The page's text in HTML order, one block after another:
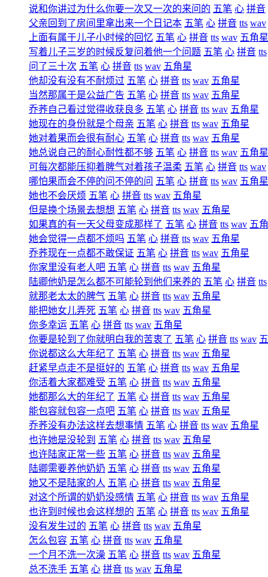
说和你讲过为什么你要一次又一次的来问的 五笔 心 拼音
父亲回到了房间里拿出来一个日记本 五笔 心 拼音 tts wav
上面有属于儿子小时候的回忆 五笔 心 拼音 tts wav 五角星
写着儿子三岁的时候反复问着他一个问题 五笔 心 拼音 tts
问了三十次 五笔 心 拼音 tts wav 五角星
他却没有没有不耐烦过 五笔 心 拼音 tts wav 五角星
当然那属于是公益广告 五笔 心 拼音 tts wav 五角星
乔荞自己看过觉得收获良多 五笔 心 拼音 tts wav 五角星
她现在的身份就是个母亲 五笔 心 拼音 tts wav 五角星
她对着果而会很有耐心 五笔 心 拼音 tts wav 五角星
她总说自己的耐心耐性都不够 五笔 心 拼音 tts wav 五角星
可每次都能压抑着脾气对着孩子温柔 五笔 心 拼音 tts wav
哪怕果而会不停的问不停的问 五笔 心 拼音 tts wav 五角星
她也不会厌烦 五笔 心 拼音 tts wav 五角星
但是换个场景去想想 五笔 心 拼音 tts wav 五角星
如果真的有一天父母变成那样了 五笔 心 拼音 tts wav 五
她会觉得一点都不烦吗 五笔 心 拼音 tts wav 五角星
乔荞现在一点都不敢保证 五笔 心 拼音 tts wav 五角星
你家里没有老人吧 五笔 心 拼音 tts wav 五角星
陆卿他奶是怎么都不可能轮到他们来养的 五笔 心 拼音 tts
就那老太太的脾气 五笔 心 拼音 tts wav 五角星
能把她女儿弄死 五笔 心 拼音 tts wav 五角星
你多幸运 五笔 心 拼音 tts wav 五角星
你要是轮到了你就明白我的苦衷了 五笔 心 拼音 tts wav
你说都这么大年纪了 五笔 心 拼音 tts wav 五角星
赶紧早点走不是挺好的 五笔 心 拼音 tts wav 五角星
你活着大家都难受 五笔 心 拼音 tts wav 五角星
她都那么大的年纪了 五笔 心 拼音 tts wav 五角星
能包容就包容一点吧 五笔 心 拼音 tts wav 五角星
乔荞没有办法这样去想事情 五笔 心 拼音 tts wav 五角星
也许她是没轮到 五笔 心 拼音 tts wav 五角星
也许陆家正常一些 五笔 心 拼音 tts wav 五角星
陆卿需要养他奶奶 五笔 心 拼音 tts wav 五角星
她又不是陆家的人 五笔 心 拼音 tts wav 五角星
对这个所谓的奶奶没感情 五笔 心 拼音 tts wav 五角星
也许到时候也会这样想的 五笔 心 拼音 tts wav 五角星
没有发生过的 五笔 心 拼音 tts wav 五角星
怎么包容 五笔 心 拼音 tts wav 五角星
一个月不洗一次澡 五笔 心 拼音 tts wav 五角星
总不洗手 五笔 心 拼音 tts wav 五角星